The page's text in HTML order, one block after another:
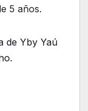
5 años.
de Yby Yaú